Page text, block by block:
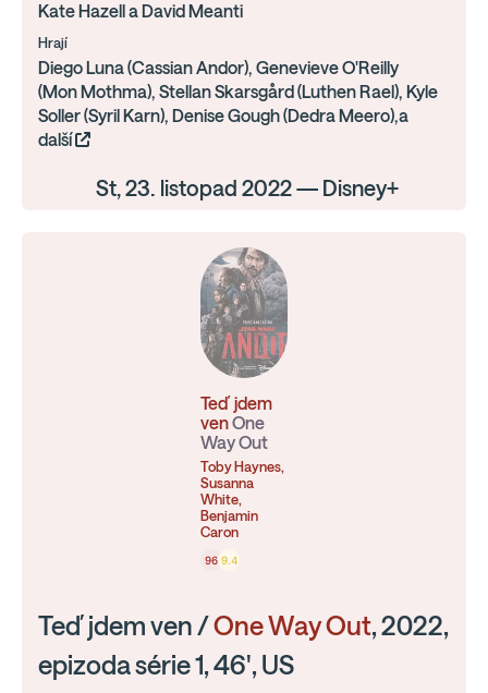
Kate Hazell a David Meanti
Hrají
Diego Luna (Cassian Andor), Genevieve O'Reilly
(Mon Mothma), Stellan Skarsgård (Luthen Rael), Kyle
Soller (Syril Karn), Denise Gough (Dedra Meero),a
další
St, 23. listopad 2022 — Disney+
Teď jdem
venOne
Way Out
Toby Haynes,
Susanna
White,
Benjamin
Caron
96 9.4
Teď jdem ven /One Way Out, 2022,
epizoda série 1, 46', US